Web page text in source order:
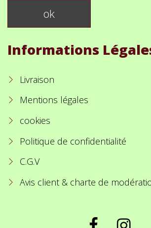
Informations
Livraison
Mentions légales
cookies
Politique de confidentialité
C.G.V
Avis client & charte de